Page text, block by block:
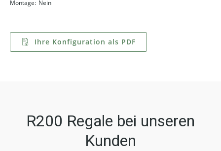
Montage: Nein
Ihre Konfiguration als PDF
R200 Regale bei unseren
Kunden